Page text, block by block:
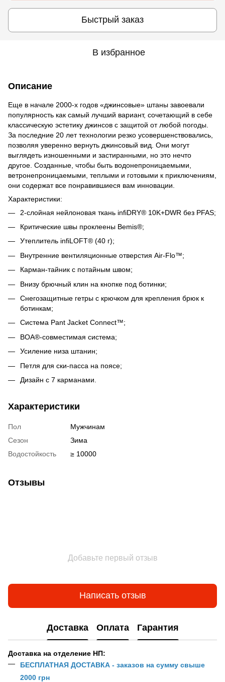
Быстрый заказ
В избранное
Описание
Еще в начале 2000-х годов «джинсовые» штаны завоевали
популярность как самый лучший вариант, сочетающий в себе
классическую эстетику джинсов с защитой от любой погоды.
За последние 20 лет технологии резко усовершенствовались,
позволяя уверенно вернуть джинсовый вид. Они могут
выглядеть изношенными и застиранными, но это нечто
другое. Созданные, чтобы быть водонепроницаемыми,
ветронепроницаемыми, теплыми и готовыми к приключениям,
они содержат все понравившиеся вам инновации.
Характеристики:
2-слойная нейлоновая ткань infiDRY® 10K+DWR без PFAS;
Критические швы проклеены Bemis®;
Утеплитель infiLOFT® (40 г);
Внутренние вентиляционные отверстия Air-Flo™;
Карман-тайник с потайным швом;
Внизу брючный клин на кнопке под ботинки;
Снегозащитные гетры с крючком для крепления брюк к
ботинкам;
Система Pant Jacket Connect™;
BOA®-совместимая система;
Усиление низа штанин;
Петля для ски-пасса на поясе;
Дизайн с 7 карманами.
Характеристики
Пол
Мужчинам
Сезон
Зима
Водостойкость
≥ 10000
Отзывы
Добавьте первый отзыв
Написать отзыв
Доставка Оплата Гарантия
Доставка на отделение НП:
БЕСПЛАТНАЯ ДОСТАВКА - заказов на сумму свыше
2000 грн